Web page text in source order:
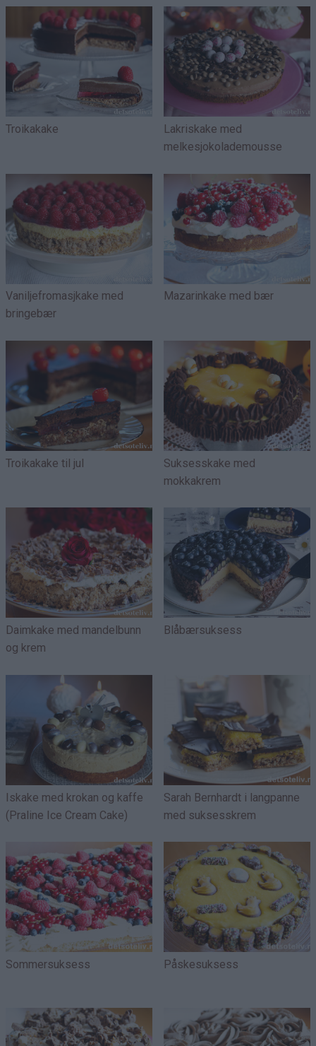
Troikakake
Lakriskake med
melkesjokolademousse
Vaniljefromasjkake med
bringebær
Mazarinkake med bær
Troikakake til jul
Suksesskake med
mokkakrem
Daimkake med mandelbunn
og krem
Blåbærsuksess
Iskake med krokan og kaffe
(Praline Ice Cream Cake)
Sarah Bernhardt i langpanne
med suksesskrem
Sommersuksess Påskesuksess